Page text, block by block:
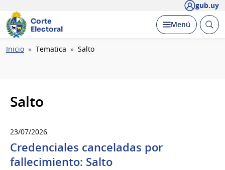
gub.uy
Corte
Electoral
Desplegar
Menú Abrir
Ruta
Inicio Tematica Salto
Salto
23/07/2026
Credenciales canceladas por
fallecimiento: Salto